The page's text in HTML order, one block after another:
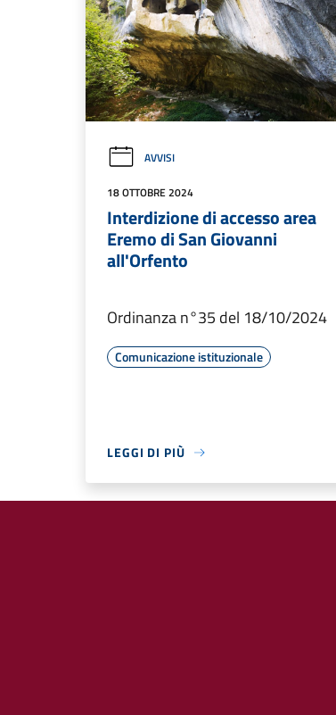
AVVISI
18 OTTOBRE 2024
Interdizione di accesso area
Eremo di San Giovanni
all'Orfento
Ordinanza n°35 del 18/10/2024
Comunicazione istituzionale
LEGGI DI PIÙ